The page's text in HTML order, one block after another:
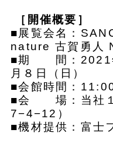
［開催概要］
■展覧会名：
nature 古賀勇人
■期 間：2021
月８日（日）
■会館時間：
■会 場：当社１
7−4−12）
■機材提供：富士